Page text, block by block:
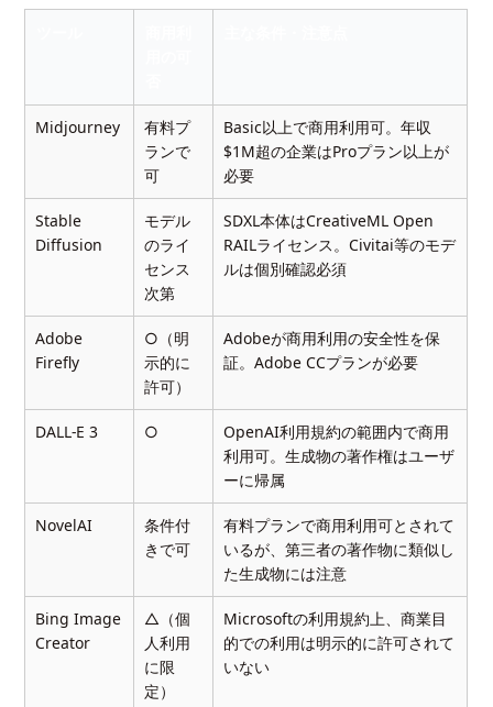
Midjourney
有料プ
ランで
可
Basic以上で商用利用可。年収
$1M超の企業はProプラン以上が
必要
Stable
Diffusion
モデル
のライ
センス
次第
SDXL本体はCreativeML Open
RAILライセンス。Civitai等のモデ
ルは個別確認必須
Adobe
Firefly
○（明
示的に
許可）
Adobeが商用利用の安全性を保
証。Adobe CCプランが必要
DALL-E 3 ○
OpenAI利用規約の範囲内で商用
利用可。生成物の著作権はユーザ
ーに帰属
NovelAI
条件付
きで可
有料プランで商用利用可とされて
いるが、第三者の著作物に類似し
た生成物には注意
Bing Image
Creator
△（個
人利用
に限
定）
Microsoftの利用規約上、商業目
的での利用は明示的に許可されて
いない